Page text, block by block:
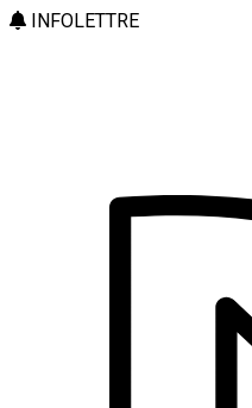
INFOLETTRE